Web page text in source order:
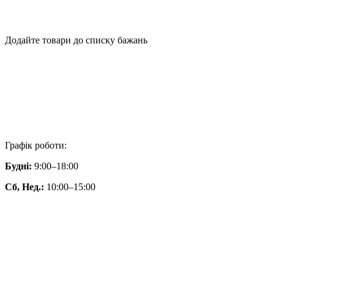
Додайте товари до списку бажань
Графік роботи:
Будні: 9:00–18:00
Сб, Нед.: 10:00–15:00